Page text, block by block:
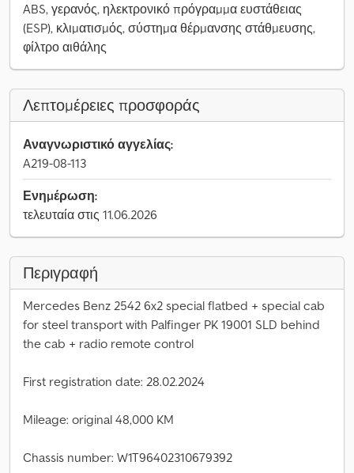
ABS, γερανός, ηλεκτρονικό πρόγραμμα ευστάθειας
(ESP), κλιματισμός, σύστημα θέρμανσης στάθμευσης,
φίλτρο αιθάλης
Λεπτομέρειες προσφοράς
Αναγνωριστικό αγγελίας:
A219-08-113
Ενημέρωση:
τελευταία στις 11.06.2026
Περιγραφή
Mercedes Benz 2542 6x2 special flatbed + special cab
for steel transport with Palfinger PK 19001 SLD behind
the cab + radio remote control
First registration date: 28.02.2024
Mileage: original 48,000 KM
Chassis number: W1T96402310679392